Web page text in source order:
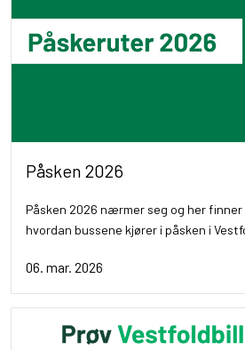
Påsken 2026
Påsken 2026 nærmer seg og her
hvordan bussene kjører i påsken i
06. mar. 2026